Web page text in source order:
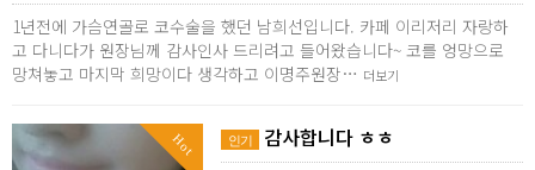
1년전에 가슴연골로 코수술을 했던 남희선입니다. 카페 이리저리 자랑하
고 다니다가 원장님께 감사인사 드리려고 들어왔습니다~ 코를 엉망으로
망쳐놓고 마지막 희망이다 생각하고 이명주원장… 더보기
Hot 인기 감사합니다 ㅎㅎ